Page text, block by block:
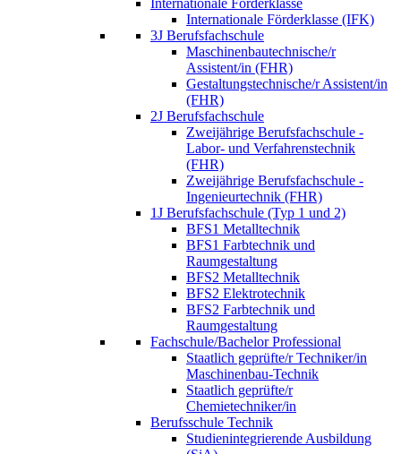
Internationale Förderklasse
Internationale Förderklasse (IFK)
3J Berufsfachschule
Maschinenbautechnische/r
Assistent/in (FHR)
Gestaltungstechnische/r Assistent/in
(FHR)
2J Berufsfachschule
Zweijährige Berufsfachschule -
Labor- und Verfahrenstechnik
(FHR)
Zweijährige Berufsfachschule -
Ingenieurtechnik (FHR)
1J Berufsfachschule (Typ 1 und 2)
BFS1 Metalltechnik
BFS1 Farbtechnik und
Raumgestaltung
BFS2 Metalltechnik
BFS2 Elektrotechnik
BFS2 Farbtechnik und
Raumgestaltung
Fachschule/Bachelor Professional
Staatlich geprüfte/r Techniker/in
Maschinenbau-Technik
Staatlich geprüfte/r
Chemietechniker/in
Berufsschule Technik
Studienintegrierende Ausbildung